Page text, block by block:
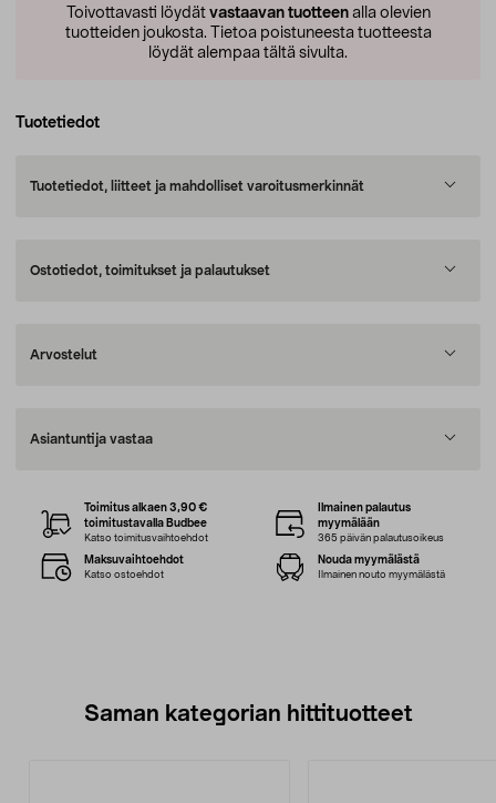
Toivottavasti löydät vastaavan tuotteenalla olevien
tuotteiden joukosta. Tietoa poistuneesta tuotteesta
löydät alempaa tältä sivulta.
Tuotetiedot
Tuotetiedot, liitteet ja mahdolliset varoitusmerkinnät
Ostotiedot, toimitukset ja palautukset
Arvostelut
Asiantuntija vastaa
Toimitus alkaen 3,90 €
toimitustavalla Budbee
Katso toimitusvaihtoehdot
Ilmainen palautus
myymälään
365 päivän palautusoikeus
Maksuvaihtoehdot
Katso ostoehdot
Nouda myymälästä
Ilmainen nouto myymälästä
Saman kategorian hittituotteet